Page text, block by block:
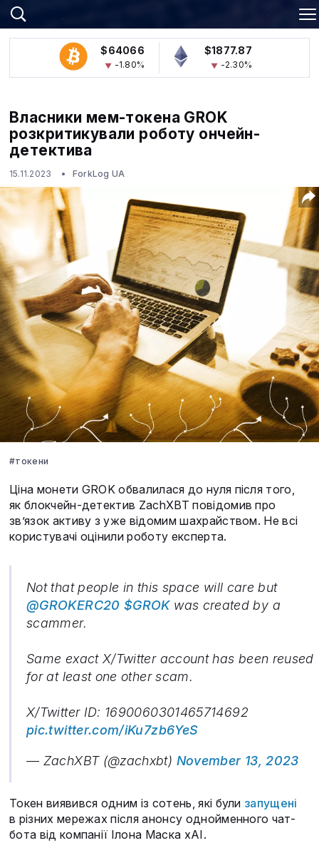
$64066
-1.80%
$1877.87
-2.30%
Власники мем-токена GROK
розкритикували роботу ончейн-
детектива
15.11.2023 ForkLog UA
#токени
Ціна монети GROK обвалилася до нуля після того,
як блокчейн-детектив ZachXBT повідомив про
зв’язок активу з уже відомим шахрайством. Не всі
користувачі оцінили роботу експерта.
Not that people in this space will care but
@GROKERC20 $GROKwas created by a
scammer.
Same exact X/Twitter account has been reused
for at least one other scam.
X/Twitter ID: 1690060301465714692
pic.twitter.com/iKu7zb6YeS
— ZachXBT (@zachxbt) November 13, 2023
Токен виявився одним із сотень, які були запущені
в різних мережах після анонсу однойменного чат-
бота від компанії Ілона Маска xAI.